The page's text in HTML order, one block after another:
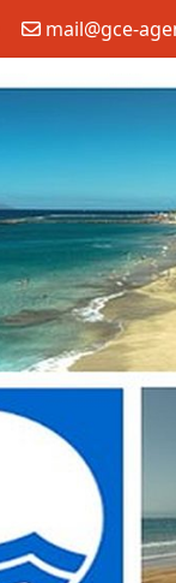
mail@gce-